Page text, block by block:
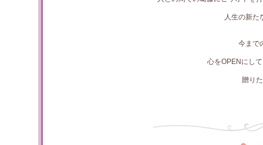
人生の新た
今まで
心をOPENにし
贈り